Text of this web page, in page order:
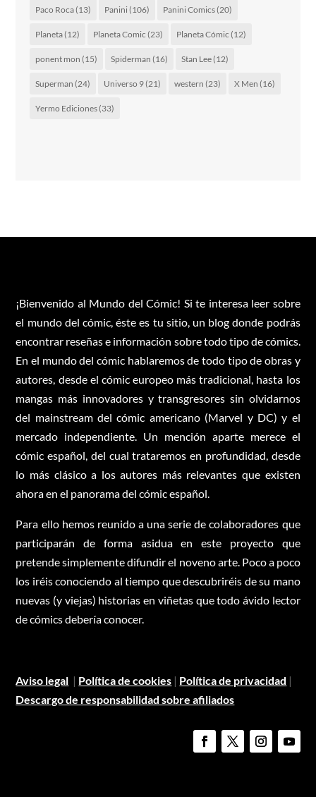
Paco Roca(13) Panini(106) Panini Comics(20)
Planeta(12) Planeta Comic (23) Planeta Cómic (12)
ponent mon (15) Spiderman (16) Stan Lee(12)
Superman (24) Universo 9(21) western (23) X Men (16)
Yermo Ediciones(33)
¡Bienvenido al Mundo del Cómic! Si te interesa leer sobre
el mundo del cómic, éste es tu sitio, un blog donde podrás
encontrar reseñas e información sobre todo tipo de cómics.
En el mundo del cómic hablaremos de todo tipo de obras y
autores, desde el cómic europeo más tradicional, hasta los
mangas más innovadores y transgresores sin olvidarnos
del mainstream del cómic americano (Marvel y DC) y el
mercado independiente. Un mención aparte merece el
cómic español, del cual trataremos en profundidad, desde
lo más clásico a los autores más relevantes que existen
ahora en el panorama del cómic español.
Para ello hemos reunido a una serie de colaboradores que
participarán de forma asidua en este proyecto que
pretende simplemente difundir el noveno arte. Poco a poco
los iréis conociendo al tiempo que descubriréis de su mano
nuevas (y viejas) historias en viñetas que todo ávido lector
de cómics debería conocer.
Aviso legal | Política de cookies | Política de privacidad |
Descargo de responsabilidad sobre afiliados